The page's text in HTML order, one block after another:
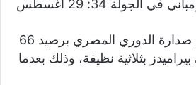
الجولة 34: 29 أغسطس
يتصدر الفارس الأبيض صدارة الدوري المصري برصيد 66
بثلاثية نظيفة، وذلك بعدما